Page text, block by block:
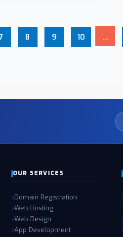
8 9 10 ...
OUR SERVICES
Domain Registration
Web Hosting
Web Design
App Development